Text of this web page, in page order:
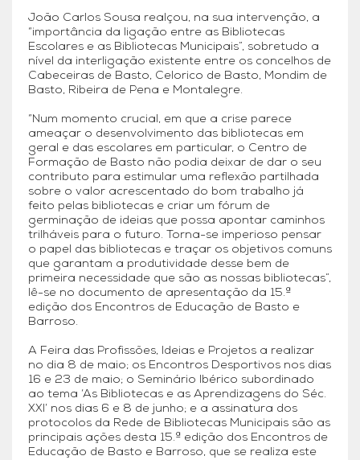
João Carlos Sousa realçou, na sua intervenção, a
“importância da ligação entre as Bibliotecas
Escolares e as Bibliotecas Municipais”, sobretudo a
nível da interligação existente entre os concelhos de
Cabeceiras de Basto, Celorico de Basto, Mondim de
Basto, Ribeira de Pena e Montalegre.
“Num momento crucial, em que a crise parece
ameaçar o desenvolvimento das bibliotecas em
geral e das escolares em particular, o Centro de
Formação de Basto não podia deixar de dar o seu
contributo para estimular uma reflexão partilhada
sobre o valor acrescentado do bom trabalho já
feito pelas bibliotecas e criar um fórum de
germinação de ideias que possa apontar caminhos
trilháveis para o futuro. Torna-se imperioso pensar
o papel das bibliotecas e traçar os objetivos comuns
que garantam a produtividade desse bem de
primeira necessidade que são as nossas bibliotecas”,
lê-se no documento de apresentação da 15.ª
edição dos Encontros de Educação de Basto e
Barroso.
A Feira das Profissões, Ideias e Projetos a realizar
no dia 8 de maio; os Encontros Desportivos nos dias
16 e 23 de maio; o Seminário Ibérico subordinado
ao tema ‘As Bibliotecas e as Aprendizagens do Séc.
XXI’ nos dias 6 e 8 de junho; e a assinatura dos
protocolos da Rede de Bibliotecas Municipais são as
principais ações desta 15.ª edição dos Encontros de
Educação de Basto e Barroso, que se realiza este